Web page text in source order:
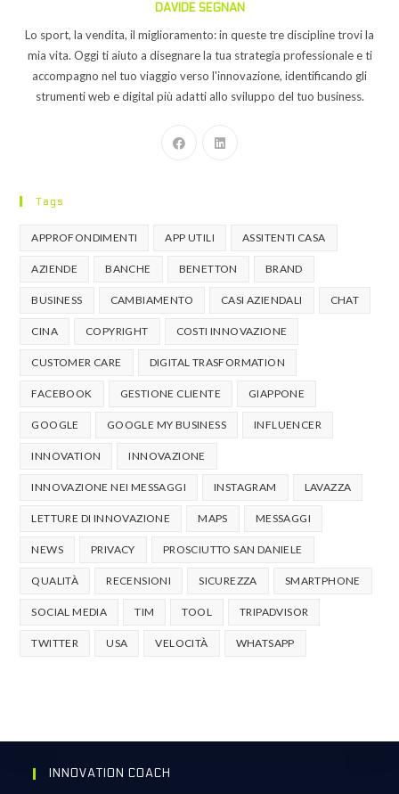
DAVIDE SEGNAN
Lo sport, la vendita, il miglioramento: in queste tre discipline trovi la
mia vita. Oggi ti aiuto a disegnare la tua strategia professionale e ti
accompagno nel tuo viaggio verso l'innovazione, identificando gli
strumenti web e digital più adatti allo sviluppo del tuo business.
Tags
APPROFONDIMENTI APP UTILI ASSITENTI CASA
AZIENDE BANCHE BENETTON BRAND
BUSINESS CAMBIAMENTO CASI AZIENDALI CHAT
CINA COPYRIGHT COSTI INNOVAZIONE
CUSTOMER CARE DIGITAL TRASFORMATION
FACEBOOK GESTIONE CLIENTE GIAPPONE
GOOGLE GOOGLE MY BUSINESS INFLUENCER
INNOVATION INNOVAZIONE
INNOVAZIONE NEI MESSAGGI INSTAGRAM LAVAZZA
LETTURE DI INNOVAZIONE MAPS MESSAGGI
NEWS PRIVACY PROSCIUTTO SAN DANIELE
QUALITÀ RECENSIONI SICUREZZA SMARTPHONE
SOCIAL MEDIA TIM TOOL TRIPADVISOR
TWITTER USA VELOCITÀ WHATSAPP
INNOVATION COACH